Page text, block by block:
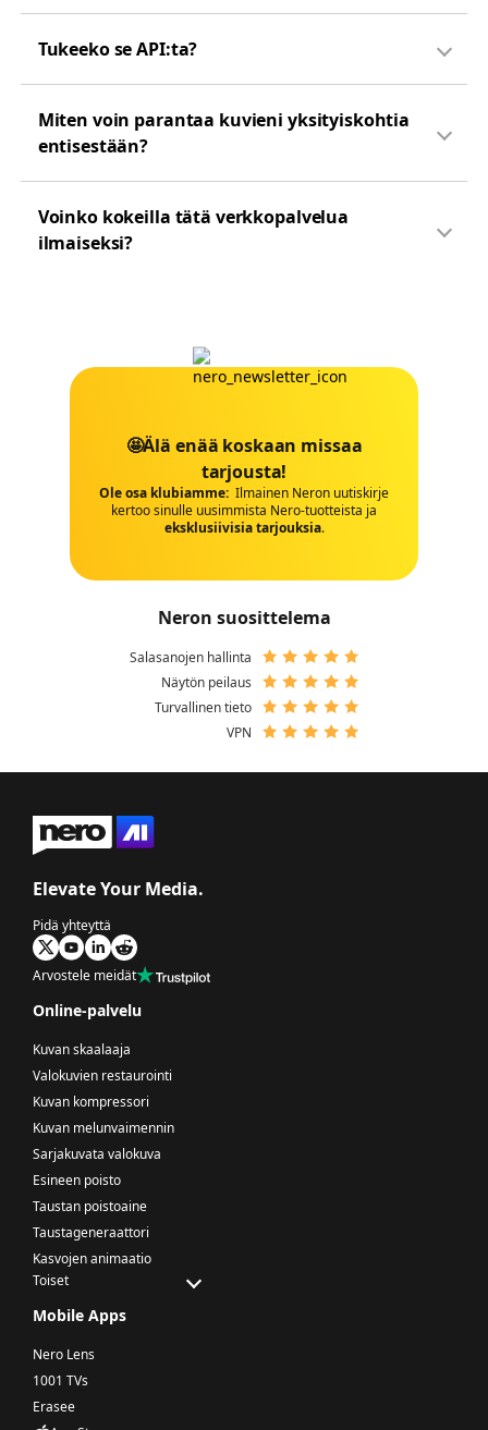
Tukeeko se API:ta?
Miten voin parantaa kuvieni yksityiskohtia
entisestään?
Voinko kokeilla tätä verkkopalvelua
ilmaiseksi?
🤩Älä enää koskaan missaa
tarjousta!
Ole osa klubiamme: Ilmainen Neron uutiskirje
kertoo sinulle uusimmista Nero-tuotteista ja
eksklusiivisia tarjouksia.
Neron suosittelema
Salasanojen hallinta
Näytön peilaus
Turvallinen tieto
VPN
Elevate Your Media.
Pidä yhteyttä
Arvostele meidät
Online-palvelu
Kuvan skaalaaja
Valokuvien restaurointi
Kuvan kompressori
Kuvan melunvaimennin
Sarjakuvata valokuva
Esineen poisto
Taustan poistoaine
Taustageneraattori
Kasvojen animaatio
Toiset
Mobile Apps
Nero Lens
1001 TVs
Erasee